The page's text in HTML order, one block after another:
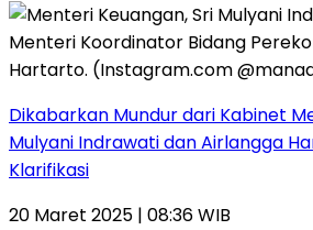
Dikabarkan Mundur dari Kabinet
Mulyani Indrawati dan Airlangga
Klarifikasi
20 Maret 2025 | 08:36 WIB